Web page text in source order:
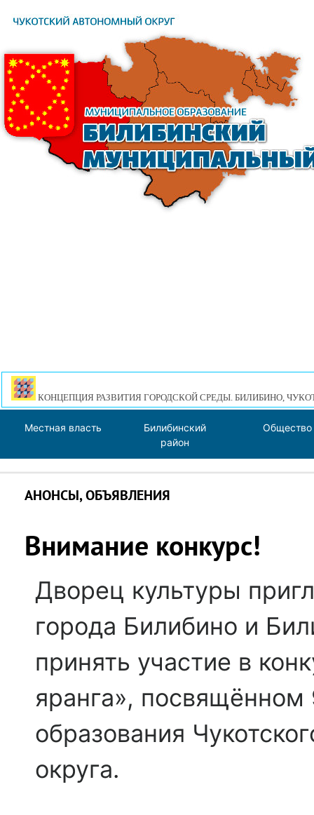
КОНЦЕПЦИЯ РАЗВИТИЯ ГОРОДСКОЙ СРЕДЫ. БИЛИБИНО,
Местная власть
Билибинский
район
Общество
АНОНСЫ, ОБЪЯВЛЕНИЯ
Внимание конкурс!
Дворец культуры
города Билибино и
принять участие в
яранга»,
образования
округа.